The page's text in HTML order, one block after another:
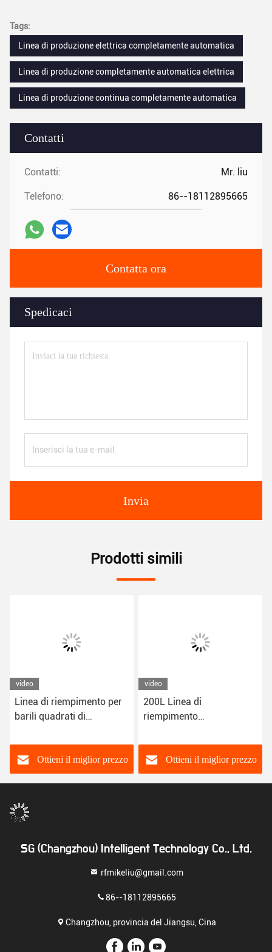
Contatti
Contatti: Mr. liu
Telefono: 86--18112895665
Contatta ora
Spedicaci
Invia
Tags:
Linea di produzione elettrica completamente automatica
Linea di produzione completamente automatica elettrica
Linea di produzione continua completamente automatica
Prodotti simili
video
Linea di riempimento per
barili quadrati di
Linea di produzione
automatizzata
Ottieni il miglior prezzo
video
200L Linea di
riempimento
automatica Linea di
produzione automatica
Linea di assemblaggio
Ottieni il miglior prezzo
SG (Changzhou) Intelligent Technology Co., Ltd.
rfmikeliu@gmail.com
86--18112895665
Changzhou, provincia del Jiangsu, Cina